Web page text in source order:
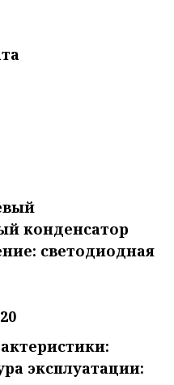
конденсатор
светодиодная
эксплуатации: